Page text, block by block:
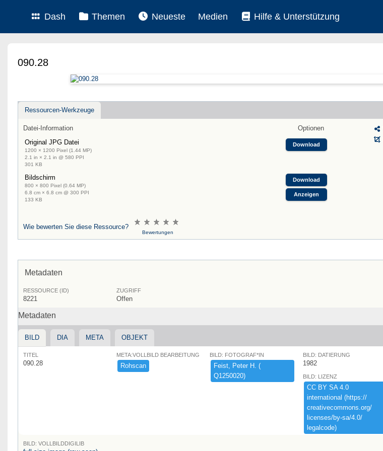
Dash Themen Neueste Medien Hilfe & Unterstützung
090.28
Ressourcen-Werkzeuge
Datei-Information
Optionen
Original JPG Datei
1200 × 1200 Pixel (1.44 MP)
2.1 in × 2.1 in @ 580 PPI
301 KB
Download
Bildschirm
800 × 800 Pixel (0.64 MP)
6.8 cm × 6.8 cm @ 300 PPI
133 KB
Download
Anzeigen
Wie bewerten Sie diese Ressource?
Bewertungen
Metadaten
RESSOURCE (ID)
8221
ZUGRIFF
Offen
Metadaten
BILD DIA META OBJEKT
TITEL
090.28
META:VOLLBILD BEARBEITUNG
Rohscan
BILD: FOTOGRAF*IN
Feist,​ ​Peter ​H.​ ​(​
Q1250020)​
BILD: DATIERUNG
1982
BILD: LIZENZ
CC ​BY ​SA ​4.​0 ​
international ​(​https:​/​/​
creativecommons.​org/​
licenses/​by-​sa/​4.​0/​
legalcode)​
BILD: VOLLBILDDIGILIB